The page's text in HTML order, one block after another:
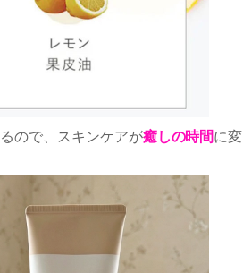
ので、スキンケアが癒しの時間に変